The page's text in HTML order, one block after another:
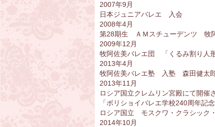
2007年9月
日本ジュニアバレエ 入会
2008年4月
第28期生 ＡＭスチューデンツ 牧
2009年12月
牧阿佐美バレエ団 「くるみ割り人
2013年4月
牧阿佐美バレエ塾 入塾 森田健太
2013年11月
ロシア国立クレムリン宮殿にて開催
「ボリショイバレエ学校240周年記
ロシア国立 モスクワ・クラシック
2014年10月